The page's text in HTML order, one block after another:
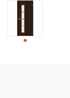
НАМИ